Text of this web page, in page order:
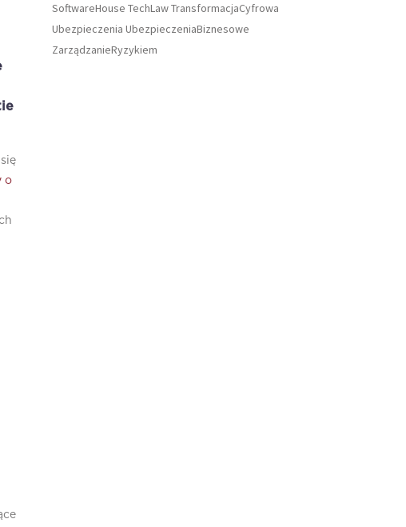
o
SoftwareHouse TechLawTransformacjaCyfrowa
Ubezpieczenia UbezpieczeniaBiznesowe
ZarządzanieRyzykiem